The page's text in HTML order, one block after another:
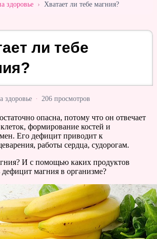
здоровье › Хватает ли тебе магния?
ли тебе
здоровье · 206 просмотров
опасна, потому что он отвечает
формирование костей и
Его дефицит приводит к
работы сердца, судорогам.
И с помощью каких продуктов
магния в организме?